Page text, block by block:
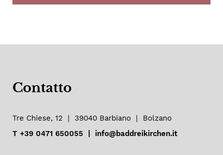
Contatto
Tre Chiese, 12 | 39040 Barbiano |
Bolzano
T +39 0471 650055 info@baddreikirchen.it